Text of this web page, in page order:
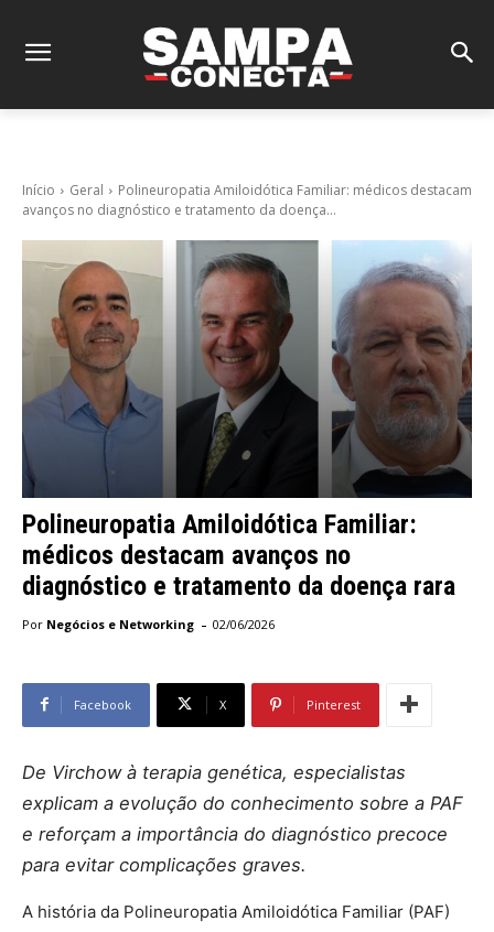
Início Geral
Polineuropatia Amiloidótica Familiar: médicos destacam
avanços no diagnóstico e tratamento da doença...
Polineuropatia Amiloidótica Familiar:
médicos destacam avanços no
diagnóstico e tratamento da doença rara
Por Negócios e Networking - 02/06/2026
Facebook X Pinterest
De Virchow à terapia genética, especialistas
explicam a evolução do conhecimento sobre a PAF
e reforçam a importância do diagnóstico precoce
para evitar complicações graves.
A história da Polineuropatia Amiloidótica Familiar (PAF)